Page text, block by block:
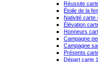
Réussite
Étoile de la
Nativité carte
Élévation
Honneurs
Campagne
Campagne
Présents
Départ carte